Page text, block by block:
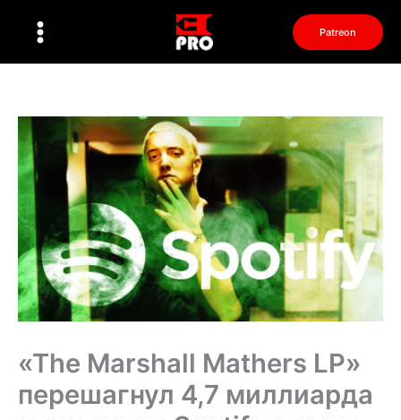
Patreon
«The Marshall Mathers LP»
перешагнул 4,7 миллиарда